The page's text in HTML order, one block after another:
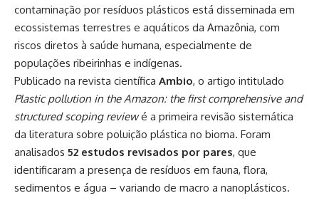
contaminação por resíduos plásticos está disseminada em
ecossistemas terrestres e aquáticos da Amazônia, com
riscos diretos à saúde humana, especialmente de
populações ribeirinhas e indígenas.
Publicado na revista científica Ambio, o artigo intitulado
Plastic pollution in the Amazon: the first comprehensive and
structured scoping reviewé a primeira revisão sistemática
da literatura sobre poluição plástica no bioma. Foram
analisados 52 estudos revisados por pares, que
identificaram a presença de resíduos em fauna, flora,
sedimentos e água – variando de macro a nanoplásticos.